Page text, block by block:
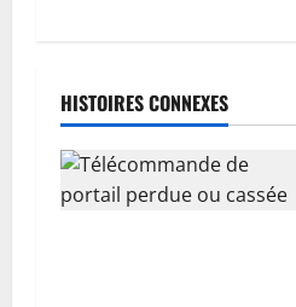
e
HISTOIRES CONNEXES